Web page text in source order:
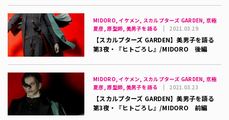
MIDORO, イケメン, スカルプターズ GARDEN, 京極
夏彦, 原型師, 美男子を語る
2021.03.29
【スカルプターズ GARDEN】美男子を語る
第3夜・『ヒトごろし』/MIDORO 後編
MIDORO, イケメン, スカルプターズ GARDEN, 京極
夏彦, 原型師, 美男子を語る
2021.03.23
【スカルプターズ GARDEN】美男子を語る
第3夜・『ヒトごろし』/MIDORO 前編